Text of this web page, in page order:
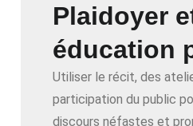
Plaidoyer
éducation
Utiliser le récit, des
participation du public
discours néfastes et